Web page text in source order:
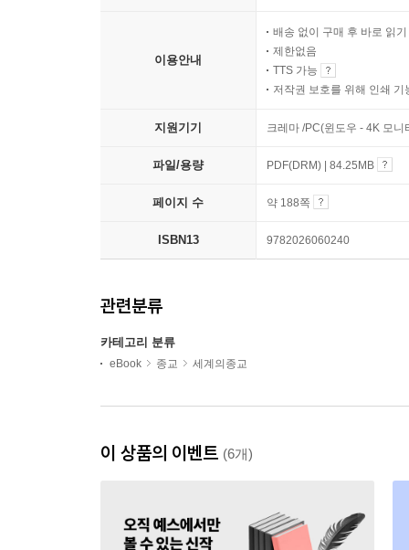
이용안내
배송 없이 구매 후 바로 읽기
제한없음
TTS 가능
저작권 보호를 위해 인쇄 기
지원기기 크레마 /PC(윈도우 - 4K 모
파일/용량 PDF(DRM) | 84.25MB
페이지 수 약 188쪽
ISBN13 9782026060240
관련분류
카테고리 분류
eBook 종교 세계의종교
이 상품의 이벤트 (6개)